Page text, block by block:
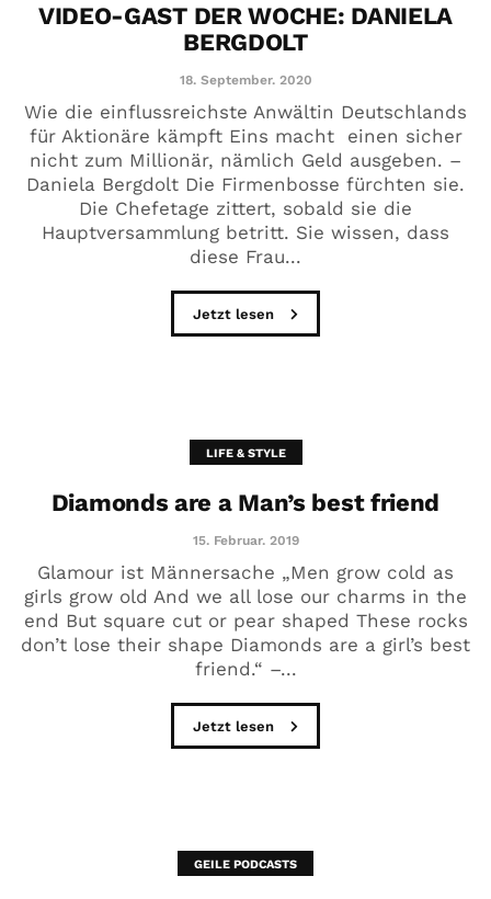
VIDEO-GAST DER WOCHE: DANIELA
BERGDOLT
18. September. 2020
Wie die einflussreichste Anwältin Deutschlands
für Aktionäre kämpft Eins macht einen sicher
nicht zum Millionär, nämlich Geld ausgeben. –
Daniela Bergdolt Die Firmenbosse fürchten sie.
Die Chefetage zittert, sobald sie die
Hauptversammlung betritt. Sie wissen, dass
diese Frau...
Jetzt lesen
LIFE & STYLE
Diamonds are a Man’s best friend
15. Februar. 2019
Glamour ist Männersache „Men grow cold as
girls grow old And we all lose our charms in the
end But square cut or pear shaped These rocks
don’t lose their shape Diamonds are a girl’s best
friend.“ –...
Jetzt lesen
GEILE PODCASTS